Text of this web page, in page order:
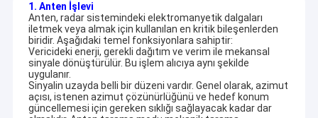
1. Anten İşlevi
Anten, radar sistemindeki elektromanyetik dalgaları
iletmek veya almak için kullanılan en kritik bileşenlerden
biridir. Aşağıdaki temel fonksiyonlara sahiptir:
Vericideki enerji, gerekli dağıtım ve verim ile mekansal
sinyale dönüştürülür. Bu işlem alıcıya aynı şekilde
uygulanır.
Sinyalin uzayda belli bir düzeni vardır. Genel olarak, azimut
açısı, istenen azimut çözünürlüğünü ve hedef konum
güncellemesi için gereken sıklığı sağlayacak kadar dar